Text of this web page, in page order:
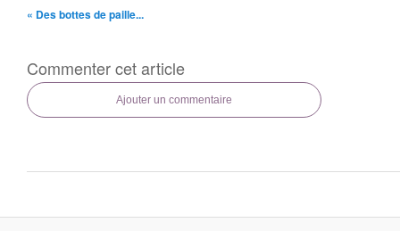
« Des bottes de paille...
Commenter cet article
Ajouter un commentaire